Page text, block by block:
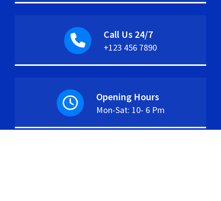
Call Us 24/7
+123 456 7890
Opening Hours
Mon-Sat: 10- 6 Pm